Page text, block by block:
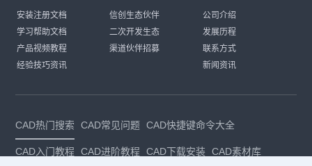
安装注册文档
学习帮助文档
产品视频教程
经验技巧资讯
信创生态伙伴
二次开发生态
渠道伙伴招募
公司介绍
发展历程
联系方式
新闻资讯
CAD热门搜索 CAD常见问题 CAD快捷键命令大全
CAD入门教程 CAD进阶教程 CAD下载安装 CAD素材库